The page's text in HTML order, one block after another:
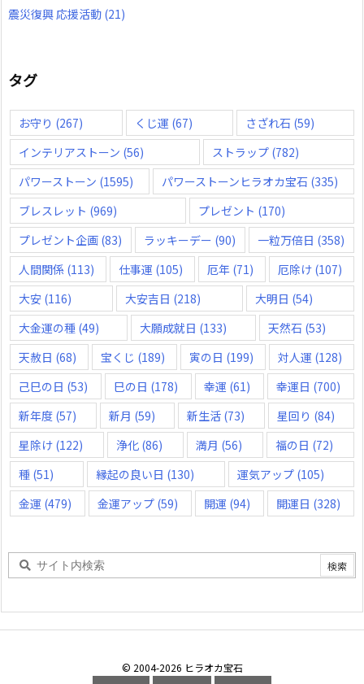
震災復興 応援活動 (21)
タグ
お守り (267) くじ運 (67) さざれ石 (59)
インテリアストーン (56) ストラップ(782)
パワーストーン (1595) パワーストーンヒラオカ宝石 (335)
ブレスレット (969) プレゼント (170)
プレゼント企画 (83) ラッキーデー (90) 一粒万倍日 (358)
人間関係 (113) 仕事運 (105) 厄年 (71) 厄除け (107)
大安 (116) 大安吉日 (218) 大明日 (54)
大金運の種 (49) 大願成就日 (133) 天然石 (53)
天赦日 (68) 宝くじ (189) 寅の日 (199) 対人運 (128)
己巳の日 (53) 巳の日 (178) 幸運 (61) 幸運日 (700)
新年度 (57) 新月 (59) 新生活 (73) 星回り (84)
星除け (122) 浄化 (86) 満月 (56) 福の日 (72)
種 (51) 縁起の良い日 (130) 運気アップ(105)
金運 (479) 金運アップ (59) 開運 (94) 開運日 (328)
© 2004-2026 ヒラオカ宝石